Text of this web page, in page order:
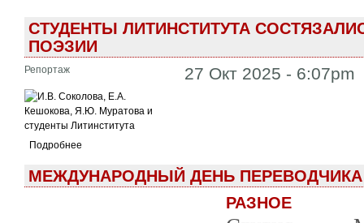
СТУДЕНТЫ ЛИТИНСТИТУТА
ПОЭЗИИ
Репортаж 27 Окт 2025 - 6:07pm
Подробнее
МЕЖДУНАРОДНЫЙ ДЕНЬ ПЕРЕВОДЧИКА
РАЗНОЕ